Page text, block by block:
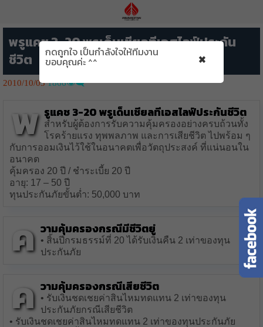
พรูแคช 3-20 พรูเด็นเชียลทีเอสไลฟ์ประกัน
ชีวิต
2010/10/031866👁️‍🗨️
พ รูแคช 3-20พรูเด็นเชียลทีเอสไลฟ์ประกันชีวิต
สำหรับผู้ต้องการรับความคุ้มครองอย่างครบถ้วนทั้ง
โรคร้ายแรง ทุพพลภาพ และการเสียชีวิต ไปพร้อม ๆ
กับการออมเงินไว้ใช้ในอนาคตเพื่อวัตถุประสงค์ ที่แน่นอนใน
อนาคต
คุ้มครอง 20 ปี / ชำระเบี้ย 20 ปี
อายุ: 17 – 50 ปี
ทุนประกันภัยขั้นต่ำ: 50,000 บาท
ค วามคุ้มครองกรณีมีชีวิตยู่
• สิ้นปีกรมธรรม์ที่ 20 ได้รับเงินคืน 2 เท่าของทุน
ประกันภัย
ค วามคุ้มครองกรณีเสียชีวิต
• รับเงินชดเชยค่าสินไหมทดแทน 2 เท่าของทุน
ประกันภัยกรณีเสียชีวิต
• รับเงินชดเชยค่าสินไหมทดแทน 2 เท่าของทุนประกันภัย
กดถูกใจ เป็นกำลังใจให้ทีมงาน
ขอบคุณค่ะ ^^ ×